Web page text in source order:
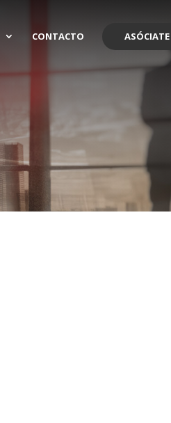
CONTACTO ASÓCIATE